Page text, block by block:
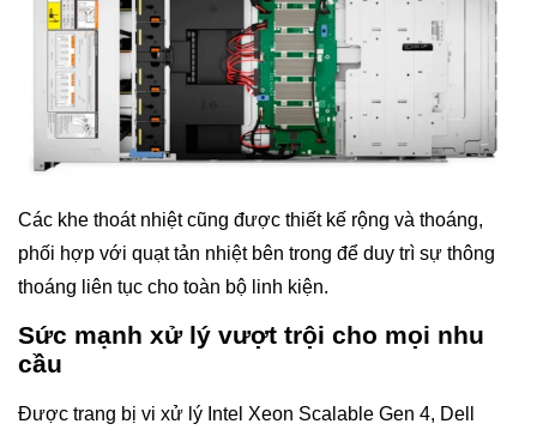
Các khe thoát nhiệt cũng được thiết kế rộng và thoáng,
phối hợp với quạt tản nhiệt bên trong để duy trì sự thông
thoáng liên tục cho toàn bộ linh kiện.
Sức mạnh xử lý vượt trội cho mọi nhu
cầu
Được trang bị vi xử lý Intel Xeon Scalable Gen 4, Dell